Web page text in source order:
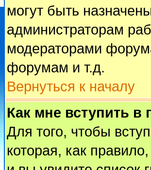
могут быть
администраторам
модераторами
форумам и т.д.
Вернуться к началу
Как мне вступить в
Для того, чтобы
которая, как